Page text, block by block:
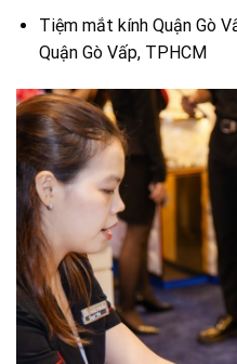
Tiệm mắt kính Quận Gò
Quận Gò Vấp, TPHCM